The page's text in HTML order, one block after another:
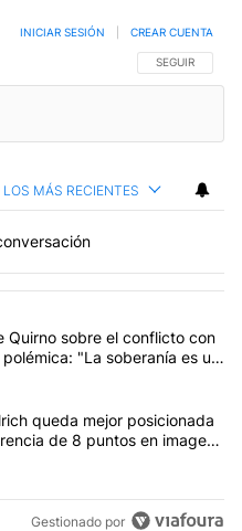
SIGA ESTA
SEGUIR
INICIAR SESIÓN CREAR CUENTA
LOS MÁS RECIENTES
más comentarios en los
"Las inconsistencias de
Quirno sobre el conflicto con
"La soberanía es un
"Encuesta: Patricia
queda mejor posicionada
de 8 puntos en imagen
Gestionado por